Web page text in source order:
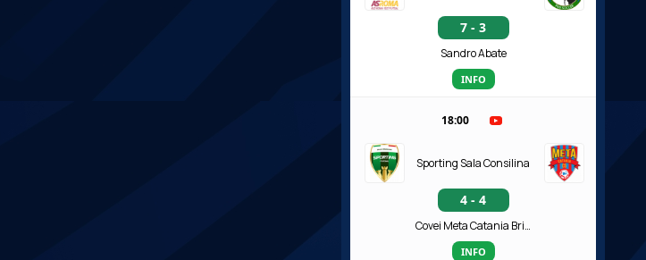
7 - 3
Sandro Abate
INFO
18:00
Sporting Sala Consilina
4 - 4
Covei Meta Catania Bricocity
INFO